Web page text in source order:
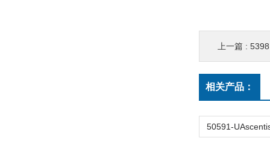
上一篇 :
相关产品：